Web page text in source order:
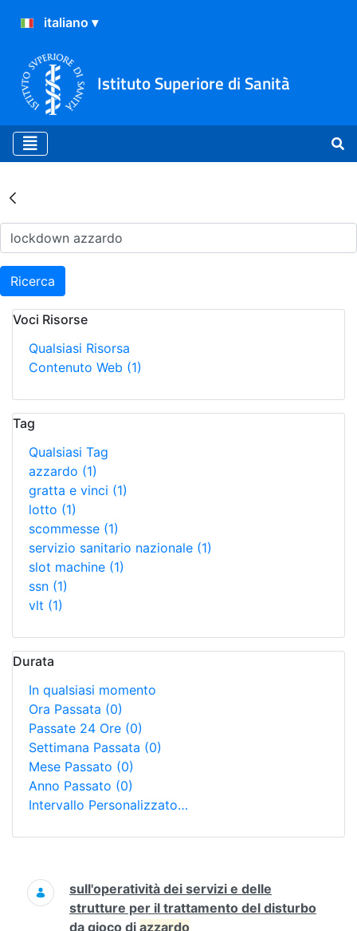
Istituto Superiore di Sanità
Risultati della Ricerca -
Ricerca
Voci Risorse
Qualsiasi Risorsa
Contenuto Web (1)
Tag
Qualsiasi Tag
azzardo (1)
gratta e vinci (1)
lotto (1)
scommesse (1)
servizio sanitario nazionale (1)
slot machine (1)
ssn (1)
vlt (1)
Durata
In qualsiasi momento
Ora Passata (0)
Passate 24 Ore (0)
Settimana Passata (0)
Mese Passato (0)
Anno Passato (0)
Intervallo Personalizzato…
Ricerca
sull'operatività dei servizi e delle
strutture per il trattamento del disturbo
da gioco di azzardo